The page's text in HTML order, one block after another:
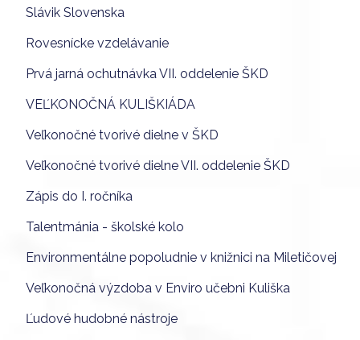
Slávik Slovenska
Rovesnícke vzdelávanie
Prvá jarná ochutnávka VII. oddelenie ŠKD
VEĽKONOČNÁ KULIŠKIÁDA
Veľkonočné tvorivé dielne v ŠKD
Veľkonočné tvorivé dielne VII. oddelenie ŠKD
Zápis do I. ročníka
Talentmánia - školské kolo
Environmentálne popoludnie v knižnici na Miletičovej
Veľkonočná výzdoba v Enviro učebni Kuliška
Ľudové hudobné nástroje